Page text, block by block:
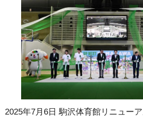
2025年7月6日 駒沢体育館リニュー
2025年7月6日 駒沢体育館リニュー
2025年7月6日 駒沢体育館リニュー
2025年7月6日 駒沢体育館リニュー
2025年7月10日 知事視察（新宿駅西
2025年7月10日 知事視察（新宿駅西
2025年7月10日 知事視察（新宿駅西
2025年7月10日 知事視察（新宿駅西
2025年7月25日 「ものづくり・匠の
2025年7月25日 「ものづくり・匠の
2025年7月25日 「ものづくり・匠の
2025年7月25日 「ものづくり・匠の
2025年7月26日 隅田川花火大会
2025年7月26日 隅田川花火大会
2025年7月26日 隅田川花火大会